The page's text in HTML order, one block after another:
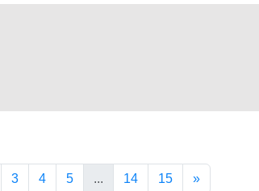
3 4 5 ... 14 15 »